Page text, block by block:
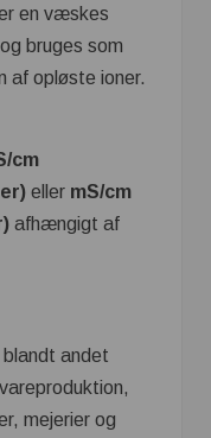
en væskes
bruges som
af opløste ioner.
cm
eller mS/cm
afhængigt af
blandt andet
mejerier og